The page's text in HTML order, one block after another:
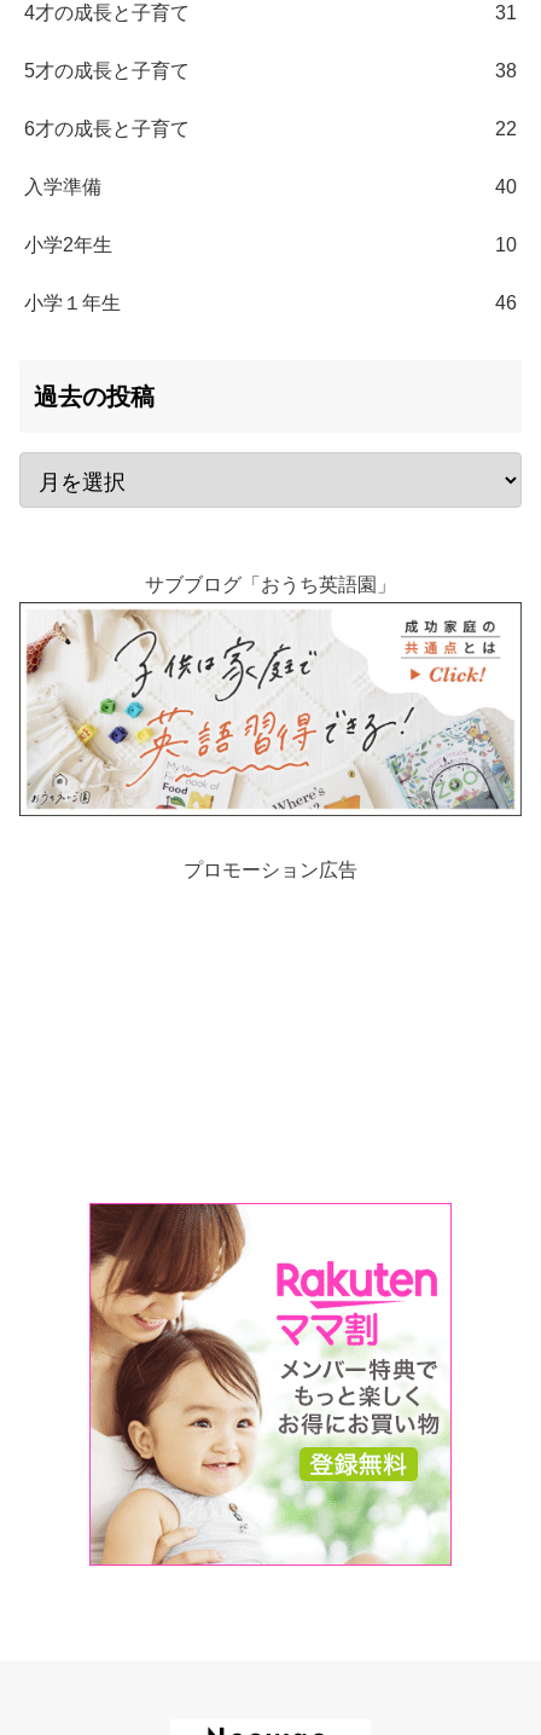
4才の成長と子育て 31
5才の成長と子育て 38
6才の成長と子育て 22
入学準備 40
小学2年生 10
小学１年生 46
過去の投稿
サブブログ「おうち英語園」
プロモーション広告